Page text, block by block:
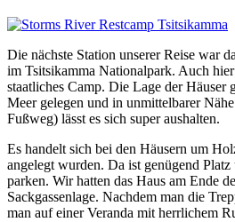
Die nächste Station unserer Reise war
im Tsitsikamma Nationalpark. Auch
staatliches Camp. Die Lage der Häuser
Meer gelegen und in unmittelbarer
Fußweg) lässt es sich super aushalten.
Es handelt sich bei den Häusern um
angelegt wurden. Da ist genügend
parken. Wir hatten das Haus am Ende
Sackgassenlage. Nachdem man die
man auf einer Veranda mit herrlichem